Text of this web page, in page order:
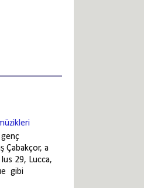
genç
Çabakçor, a
lus 29, Lucca,
gibi